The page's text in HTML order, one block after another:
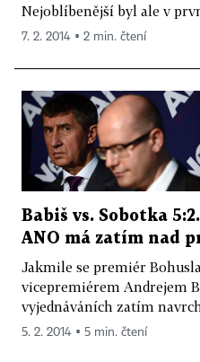
Nejoblíbenější byl ale v
7. 2. 2014 ▪ 2 min. čtení
Babiš vs. Sobotka
ANO má zatím nad
Jakmile se premiér
vicepremiérem Andrejem
vyjednáváních zatím
5. 2. 2014 ▪ 5 min. čtení